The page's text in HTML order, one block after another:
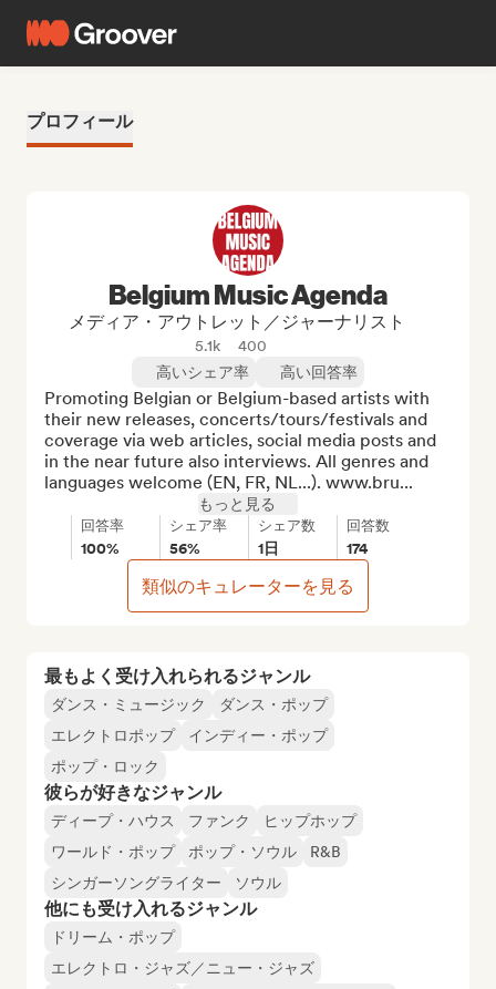
プロフィール
最もよく受け入れられるジャンル
ダンス・ミュージック
ダンス・ポップ
エレクトロポップ
インディー・ポップ
ポップ・ロック
彼らが好きなジャンル
ディープ・ハウス ファンク
ヒップホップ
ワールド・ポップ
ポップ・ソウル
R&B
シンガーソングライター
ソウル
他にも受け入れるジャンル
ドリーム・ポップ
エレクトロ・ジャズ／ニュー・ジャズ
Belgium Music Agenda
メディア・アウトレット／ジャーナリスト
5.1k
400
高いシェア率
高い回答率
Promoting Belgian or Belgium-based artists with
their new releases, concerts/tours/festivals and
coverage via web articles, social media posts and
in the near future also interviews. All genres and
languages welcome (EN, FR, NL...). www.bru...
もっと見る
回答率
100%
シェア率
56%
シェア数
1日
回答数
174
類似のキュレーターを見る